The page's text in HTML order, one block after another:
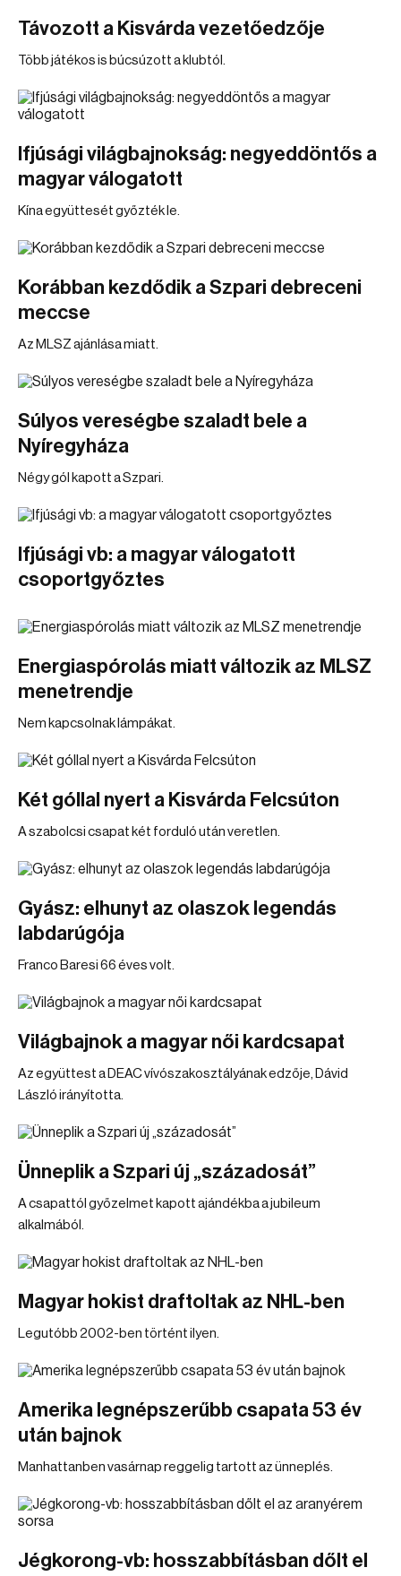
Távozott a Kisvárda vezetőedzője
Több játékos is búcsúzott a klubtól.
Ifjúsági világbajnokság: negyeddöntős a
magyar válogatott
Kína együttesét győzték le.
Korábban kezdődik a Szpari debreceni
meccse
Az MLSZ ajánlása miatt.
Súlyos vereségbe szaladt bele a
Nyíregyháza
Négy gól kapott a Szpari.
Ifjúsági vb: a magyar válogatott
csoportgyőztes
Energiaspórolás miatt változik az MLSZ
menetrendje
Nem kapcsolnak lámpákat.
Két góllal nyert a Kisvárda Felcsúton
A szabolcsi csapat két forduló után veretlen.
Gyász: elhunyt az olaszok legendás
labdarúgója
Franco Baresi 66 éves volt.
Világbajnok a magyar női kardcsapat
Az együttest a DEAC vívószakosztályának edzője, Dávid
László irányította.
Ünneplik a Szpari új „századosát”
A csapattól győzelmet kapott ajándékba a jubileum
alkalmából.
Magyar hokist draftoltak az NHL-ben
Legutóbb 2002-ben történt ilyen.
Amerika legnépszerűbb csapata 53 év
után bajnok
Manhattanben vasárnap reggelig tartott az ünneplés.
Jégkorong-vb: hosszabbításban dőlt el